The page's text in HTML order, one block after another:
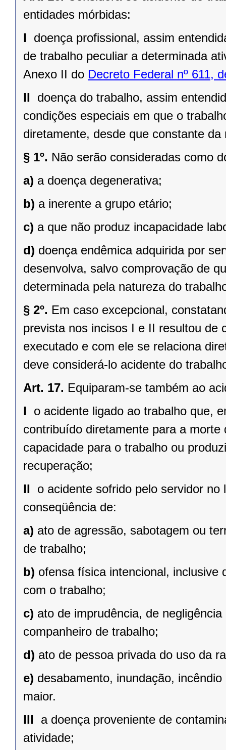
entidades mórbidas:
I 
doença profissional, assim
de trabalho peculiar a determinada
Anexo II do Decreto Federal nº 611,
II 
doença do trabalho, assim
condições especiais em que o
diretamente, desde que constante
§ 1º. Não serão consideradas como
a) a doença degenerativa;
b) a inerente a grupo etário;
c) a que não produz incapacidade
d) doença endêmica adquirida por
desenvolva, salvo comprovação de
determinada pela natureza do
§ 2º. Em caso excepcional,
prevista nos incisos I e II resultou de
executado e com ele se relaciona
deve considerá-lo acidente do
Art. 17. Equiparam-se também ao
I 
o acidente ligado ao trabalho que,
contribuído diretamente para a
capacidade para o trabalho ou
recuperação;
II 
o acidente sofrido pelo servidor
conseqüência de:
a) ato de agressão, sabotagem ou
de trabalho;
b) ofensa física intencional, inclusive
com o trabalho;
c) ato de imprudência, de
companheiro de trabalho;
d) ato de pessoa privada do uso da
e) desabamento, inundação,
maior.
III 
a doença proveniente de
atividade;